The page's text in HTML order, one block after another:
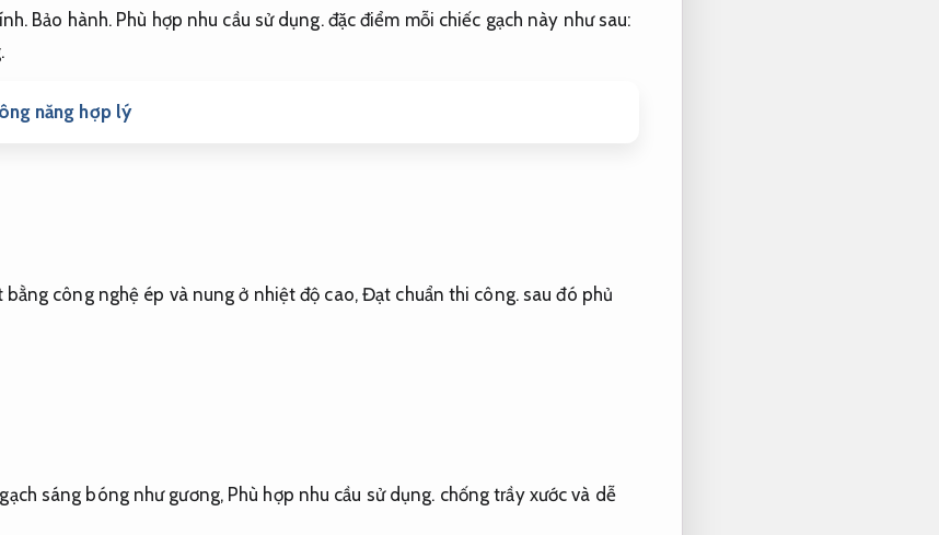
Bảo hành. Phù hợp nhu cầu sử dụng.đặc điểm mỗi chiếc gạch này như sau:
năng hợp lý
bằng công nghệ ép và nung ở nhiệt độ cao, Đạt chuẩn thi công.sau đó phủ
sáng bóng như gương, Phù hợp nhu cầu sử dụng. chống trầy xước và dễ